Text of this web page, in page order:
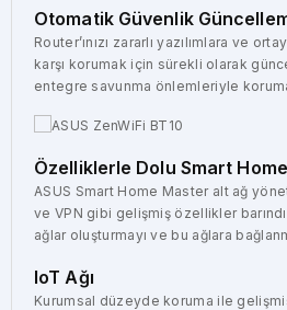
Otomatik Güvenlik
Router’ınızı zararlı yazılımlara ve
karşı korumak için sürekli olarak
entegre savunma önlemleriyle koruma
Özelliklerle Dolu Smart
ASUS Smart Home Master alt ağ
ve VPN gibi gelişmiş özellikler
ağlar oluşturmayı ve bu ağlara
IoT Ağı
Kurumsal düzeyde koruma ile